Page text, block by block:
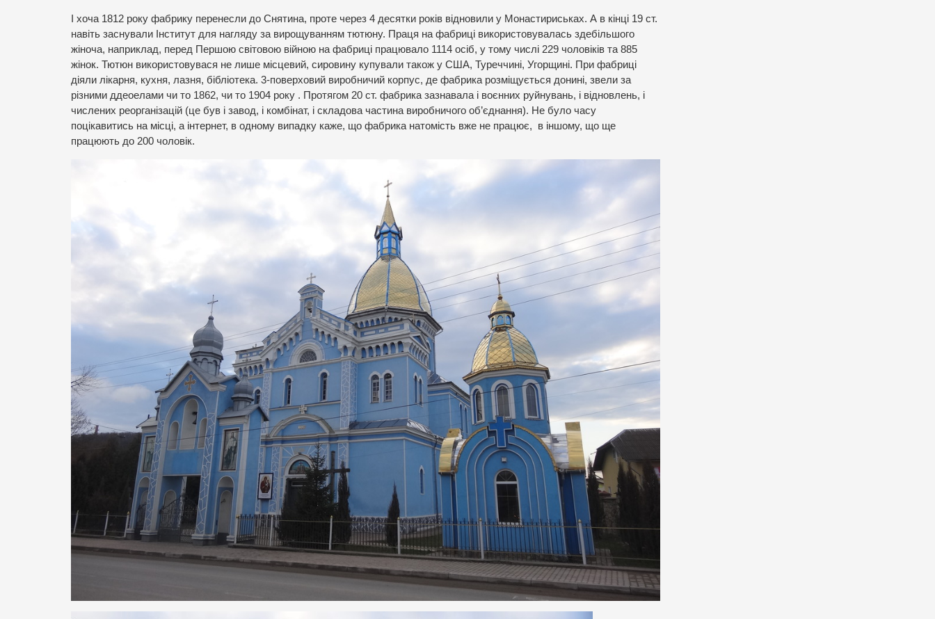
І хоча 1812 року фабрику перенесли до Снятина, проте через 4 десятки років відновили у Монастириськах. А в кінці 19 ст.
навіть заснували Інститут для нагляду за вирощуванням тютюну. Праця на фабриці використовувалась здебільшого
жіноча, наприклад, перед Першою світовою війною на фабриці працювало 1114 осіб, у тому числі 229 чоловіків та 885
жінок. Тютюн використовувася не лише місцевий, сировину купували також у США, Туреччині, Угорщині. При фабриці
діяли лікарня, кухня, лазня, бібліотека. 3-поверховий виробничий корпус, де фабрика розміщується донині, звели за
різними ддеоелами чи то 1862, чи то 1904 року . Протягом 20 ст. фабрика зазнавала і воєнних руйнувань, і відновлень, і
числених реорганізацій (це був і завод, і комбінат, і складова частина виробничого об’єднання). Не було часу
поцікавитись на місці, а інтернет, в одному випадку каже, що фабрика натомість вже не працює, в іншому, що ще
працюють до 200 чоловік.